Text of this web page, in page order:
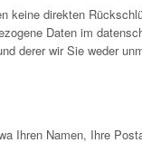
direkten
Daten im
derer wir Sie weder
Ihren Namen, Ihre